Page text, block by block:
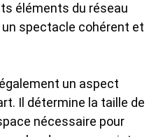
éléments du réseau
spectacle cohérent et
un aspect
Il détermine la taille de
nécessaire pour